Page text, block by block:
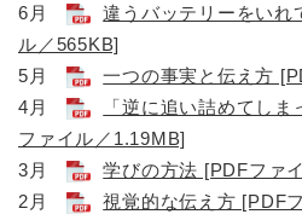
6月
違うバッテリーをいれ
ル／565KB]
5月
一つの事実と伝え方
4月
「逆に追い詰めてし
ファイル／1.19MB]
3月
学びの方法 [PDFファ
2月
視覚的な伝え方 [PDF